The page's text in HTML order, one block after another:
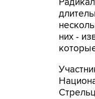
них -